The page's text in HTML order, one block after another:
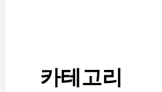
카테고리